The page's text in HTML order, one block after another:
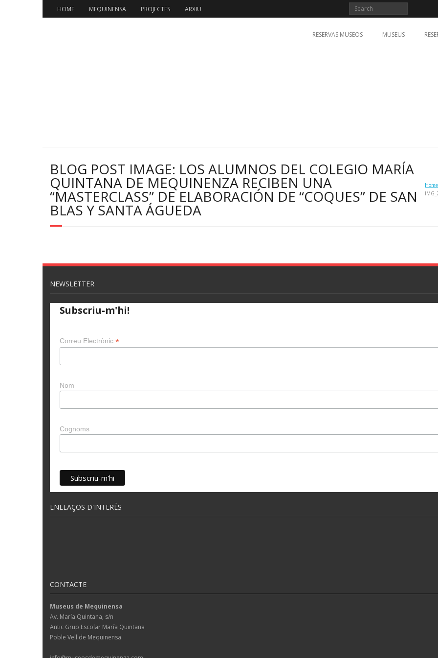
HOME MEQUINENSA PROJECTES ARXIU
RESERVAS MUSEOS MUSEUS
BLOG POST IMAGE: LOS ALUMNOS DEL COLEGIO MARÍA
QUINTANA DE MEQUINENZA RECIBEN UNA
“MASTERCLASS” DE ELABORACIÓN DE “COQUES” DE SAN
BLAS Y SANTA ÁGUEDA
Home
NEWSLETTER
Subscriu-m'hi!
Correu Electrònic *
Nom
Cognoms
ENLLAÇOS D'INTERÈS
CONTACTE
Museus de Mequinensa
Av. María Quintana, s/n
Antic Grup Escolar María Quintana
Poble Vell de Mequinensa